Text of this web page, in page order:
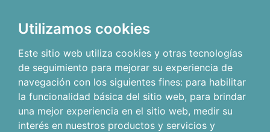
Utilizamos cookies
Este sitio web utiliza cookies y otras tecnologías
de seguimiento para mejorar su experiencia de
navegación con los siguientes fines: para habilitar
la funcionalidad básica del sitio web, para brindar
una mejor experiencia en el sitio web, medir su
interés en nuestros productos y servicios y